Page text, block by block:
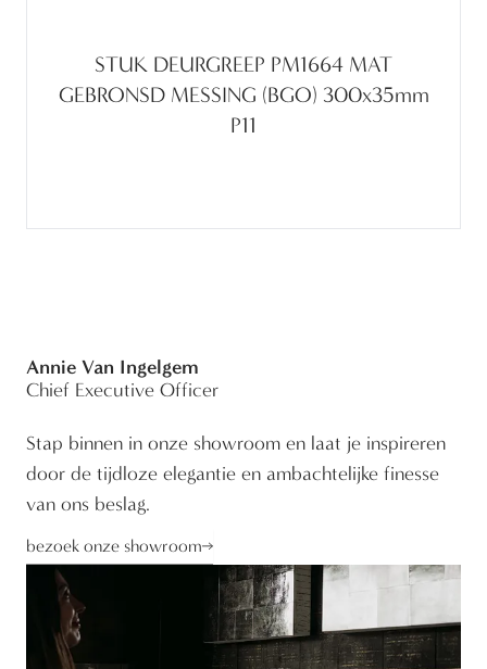
STUK DEURGREEP PM1664 MAT
GEBRONSD MESSING (BGO) 300x35mm
P11
Annie Van Ingelgem
Chief Executive Officer
Stap binnen in onze showroom en laat je inspireren
door de tijdloze elegantie en ambachtelijke finesse
van ons beslag.
bezoek onze showroom